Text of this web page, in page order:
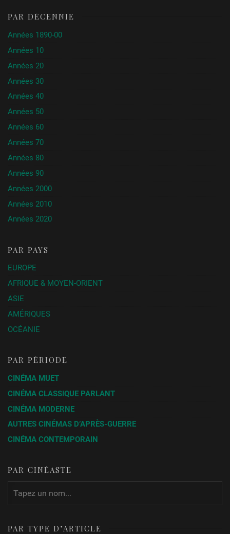
PAR DÉCENNIE
Années 1890-00
Années 10
Années 20
Années 30
Années 40
Années 50
Années 60
Années 70
Années 80
Années 90
Années 2000
Années 2010
Années 2020
PAR PAYS
EUROPE
AFRIQUE & MOYEN-ORIENT
ASIE
AMÉRIQUES
OCÉANIE
PAR PÉRIODE
CINÉMA MUET
CINÉMA CLASSIQUE PARLANT
CINÉMA MODERNE
AUTRES CINÉMAS D’APRÈS-GUERRE
CINÉMA CONTEMPORAIN
PAR CINÉASTE
PAR TYPE D’ARTICLE